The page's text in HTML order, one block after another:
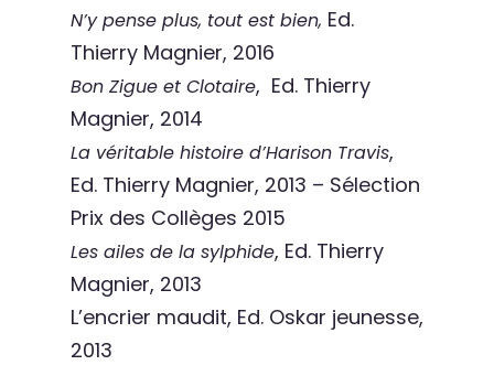
N’y pense plus, tout est bien, Ed.
Thierry Magnier, 2016
Bon Zigue et Clotaire, Ed. Thierry
Magnier, 2014
La véritable histoire d’Harison Travis,
Ed. Thierry Magnier, 2013 – Sélection
Prix des Collèges 2015
Les ailes de la sylphide, Ed. Thierry
Magnier, 2013
L’encrier maudit, Ed. Oskar jeunesse,
2013